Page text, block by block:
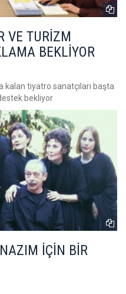
VE TURİZM
BEKLİYOR
tiyatro sanatçıları başta
bekliyor
İÇİN BİR